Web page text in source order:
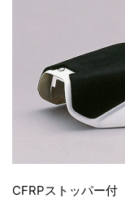
CFRPストッパー付